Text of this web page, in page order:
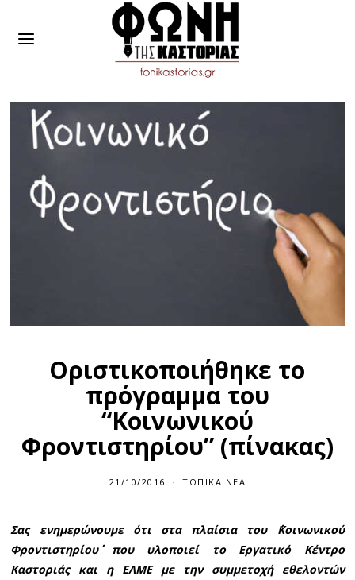
Οριστικοποιήθηκε το
πρόγραμμα του
“Κοινωνικού
Φροντιστηρίου” (πίνακας)
21/10/2016 ΤΟΠΙΚΆ ΝΈΑ
Σας ενημερώνουμε ότι στα πλαίσια του ΄΄Κοινωνικού
Φροντιστηρίου΄΄ που υλοποιεί το Εργατικό Κέντρο
Καστοριάς και η ΕΛΜΕ με την συμμετοχή εθελοντών